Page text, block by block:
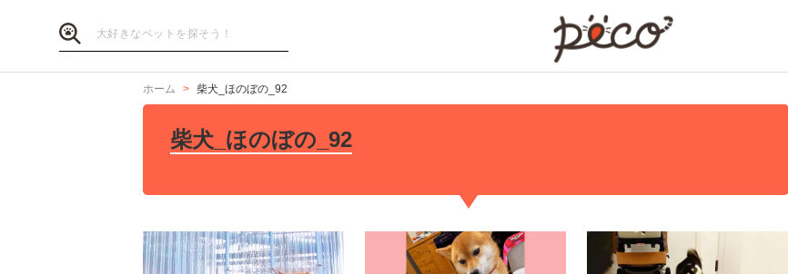
ホーム 柴犬_ほのぼの_92
柴犬_ほのぼの_92